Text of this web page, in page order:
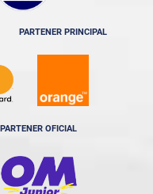
PARTENER PRINCIPAL
PARTENER OFICIAL